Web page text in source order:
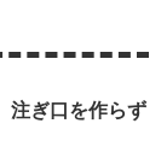
注ぎ口を作らず